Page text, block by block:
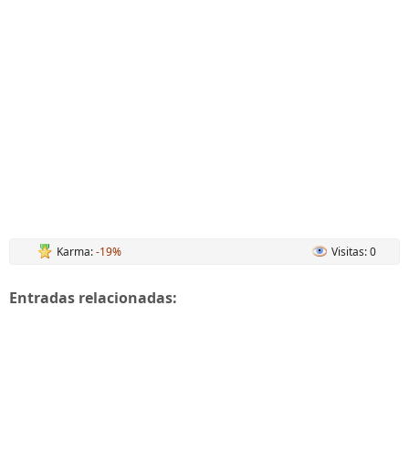
Karma:-19% Visitas: 0
Entradas relacionadas: